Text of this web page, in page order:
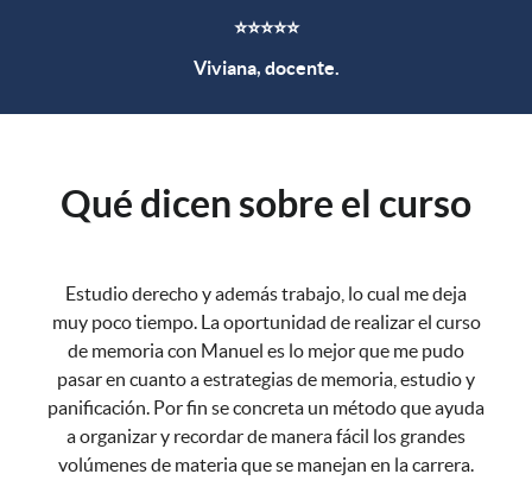
⭐⭐⭐⭐⭐
Viviana, docente.
Qué dicen sobre el curso
Estudio derecho y además trabajo, lo cual me deja
muy poco tiempo. La oportunidad de realizar el curso
de memoria con Manuel es lo mejor que me pudo
pasar en cuanto a estrategias de memoria, estudio y
panificación. Por fin se concreta un método que ayuda
a organizar y recordar de manera fácil los grandes
volúmenes de materia que se manejan en la carrera.